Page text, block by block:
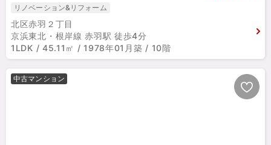
リノベーション&リフォーム
北区赤羽２丁目
京浜東北・根岸線 赤羽駅 徒歩4分
1LDK / 45.11㎡ / 1978年01月築 / 10階
中古マンション